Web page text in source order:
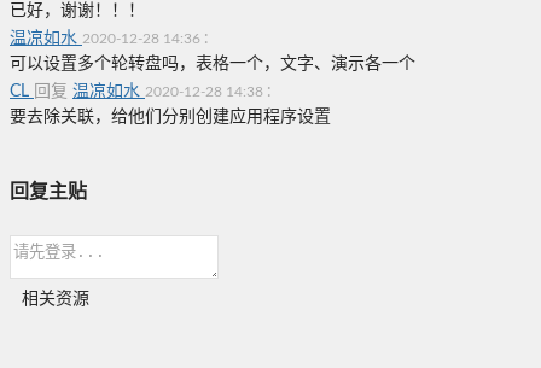
已好，谢谢！！！
温凉如水 2020-12-28 14:36 :
可以设置多个轮转盘吗，表格一个，文字、演示各一个
CL 回复 温凉如水 2020-12-28 14:38 :
要去除关联，给他们分别创建应用程序设置
回复主贴
相关资源